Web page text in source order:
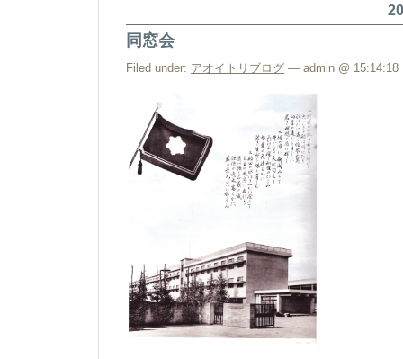
同窓会
Filed under: アオイトリブログ — admin @ 15:14:18